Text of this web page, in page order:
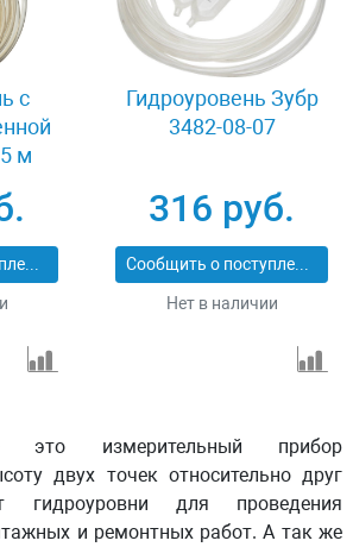
с
м
Сообщить о поступлении
Гидроуровень Зубр
3482-08-07
316 руб.
Сообщить о поступлении
Нет в наличии
это измерительный прибор
двух точек относительно друг
гидроуровни для проведения
и ремонтных работ. А так же